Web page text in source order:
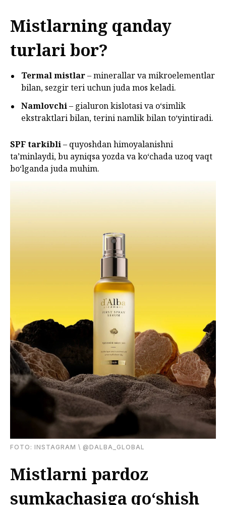
Mistlarning qanday
turlari bor?
Termal mistlar– minerallar va mikroelementlar
bilan, sezgir teri uchun juda mos keladi.
Namlovchi– gialuron kislotasi va o‘simlik
ekstraktlari bilan, terini namlik bilan to‘yintiradi.
SPF tarkibli– quyoshdan himoyalanishni
ta’minlaydi, bu ayniqsa yozda va ko‘chada uzoq vaqt
bo‘lganda juda muhim.
FOTО: INSTAGRAM \ @DALBA_GLOBAL
Mistlarni pardoz
sumkachasiga qo‘shish